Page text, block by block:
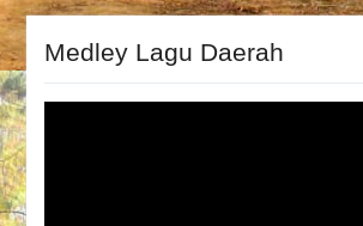
Medley Lagu Daerah